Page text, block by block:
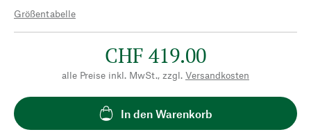
Größentabelle
CHF 419.00
alle Preise inkl. MwSt., zzgl. Versandkosten
In den Warenkorb